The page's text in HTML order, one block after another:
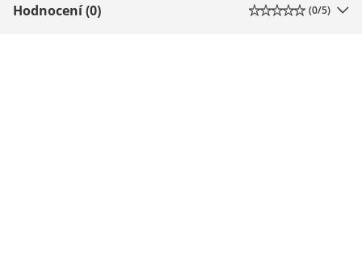
Hodnocení (0) (0/5)